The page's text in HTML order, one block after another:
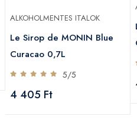
ALKOHOLMENTES ITALOK
Le Sirop de MONIN Blue
Curacao 0,7L
5/5
4 405 Ft